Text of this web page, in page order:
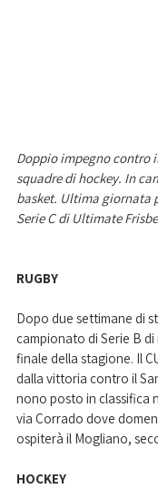
Doppio impegno contro
squadre di hockey. In
basket. Ultima giornata
Serie C di Ultimate
RUGBY
Dopo due settimane di
campionato di Serie B di
finale della stagione. Il
dalla vittoria contro il
nono posto in classifica
via Corrado dove
ospiterà il Mogliano,
HOCKEY